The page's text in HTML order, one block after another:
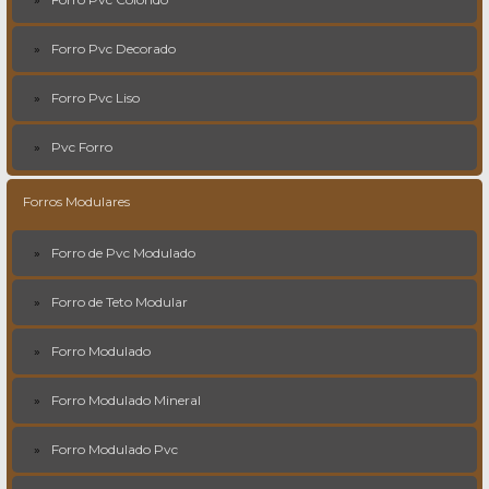
Forro Pvc Decorado
Forro Pvc Liso
Pvc Forro
Forros Modulares
Forro de Pvc Modulado
Forro de Teto Modular
Forro Modulado
Forro Modulado Mineral
Forro Modulado Pvc